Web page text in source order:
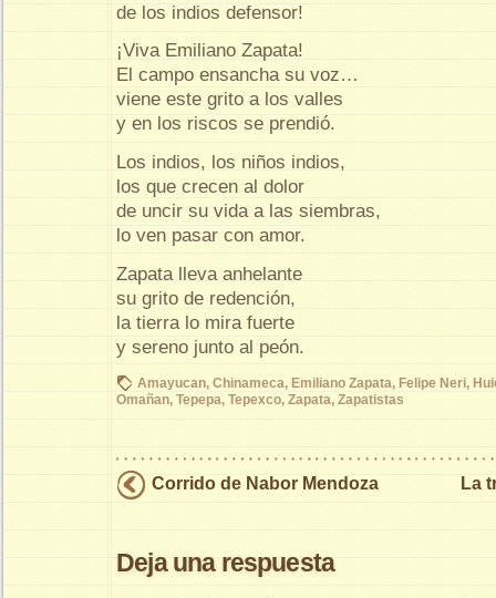
de los indios defensor!
¡Viva Emiliano Zapata!
El campo ensancha su voz…
viene este grito a los valles
y en los riscos se prendió.
Los indios, los niños indios,
los que crecen al dolor
de uncir su vida a las siembras,
lo ven pasar con amor.
Zapata lleva anhelante
su grito de redención,
la tierra lo mira fuerte
y sereno junto al peón.
Amayucan, Chinameca, Emiliano Zapata, Felipe Neri,
Omañan, Tepepa, Tepexco, Zapata, Zapatistas
Corrido de Nabor Mendoza La
Deja una respuesta